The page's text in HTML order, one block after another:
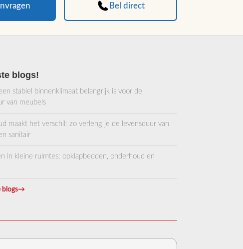
variaties.
productpagina
Bel direct
blogs!
stabiel binnenklimaat belangrijk is voor de
van meubels
maakt het verschil: zo verleng je de levensduur van
sanitair
in kleine ruimtes: opklapbedden, onderhoud en
blogs→